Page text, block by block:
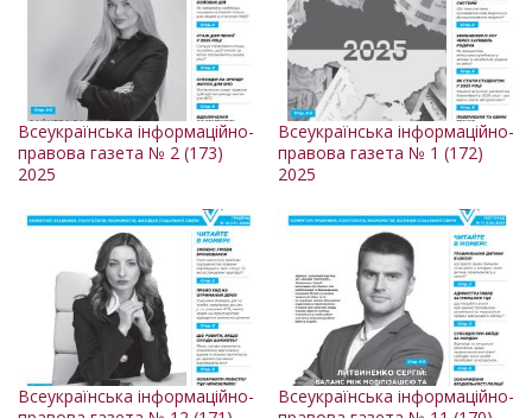
Всеукраїнська інформаційно-
правова газета № 2 (173)
2025
Всеукраїнська інформаційно-
правова газета № 1 (172)
2025
Всеукраїнська інформаційно-
Всеукраїнська інформаційно-